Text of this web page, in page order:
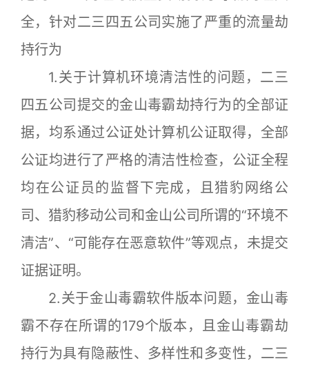
全，针对二三四五公司实施了严重的流量劫
持行为
1.关于计算机环境清洁性的问题，二三
四五公司提交的金山毒霸劫持行为的全部证
据，均系通过公证处计算机公证取得，全部
公证均进行了严格的清洁性检查，公证全程
均在公证员的监督下完成，且猎豹网络公
司、猎豹移动公司和金山公司所谓的“环境不
清洁”、“可能存在恶意软件”等观点，未提交
证据证明。
2.关于金山毒霸软件版本问题，金山毒
霸不存在所谓的179个版本，且金山毒霸劫
持行为具有隐蔽性、多样性和多变性，二三